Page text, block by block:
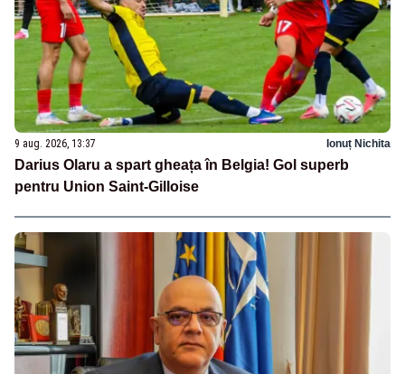
9 aug. 2026, 13:37 Ionuț Nichita
Darius Olaru a spart gheața în Belgia! Gol superb
pentru Union Saint-Gilloise